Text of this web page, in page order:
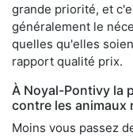
grande priorité, et
généralement le
quelles qu'elles
rapport qualité prix.
À Noyal-Pontivy la
contre les animaux
Moins vous passez